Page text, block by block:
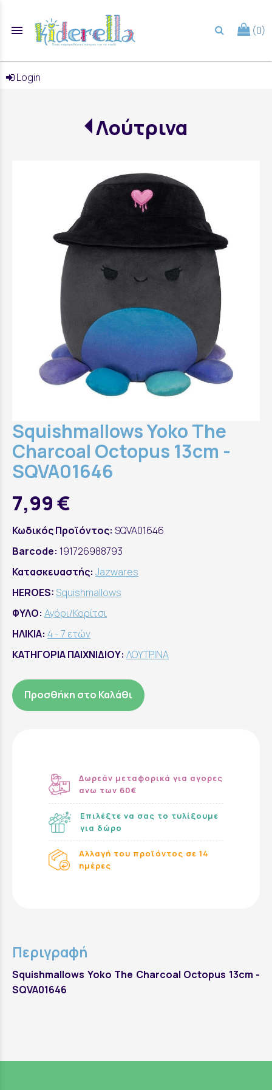
menu (0)
Login
Λούτρινα
Squishmallows Yoko The
Charcoal Octopus 13cm -
SQVA01646
7,99 €
Κωδικός Προϊόντος: SQVA01646
Barcode: 191726988793
Κατασκευαστής: Jazwares
HEROES:Squishmallows
ΦΥΛΟ: Αγόρι/Κορίτσι
ΗΛΙΚΙΑ: 4 - 7 ετών
ΚΑΤΗΓΟΡΙΑ ΠΑΙΧΝΙΔΙΟΥ: ΛΟΥΤΡΙΝΑ
Προσθήκη στο Καλάθι
Δωρεάν μεταφορικά για αγορες
ανω των 60€
Επιλέξτε να σας το τυλίξουμε
για δώρο
Αλλαγή του προϊόντος σε 14
ημέρες
Περιγραφή
Squishmallows Yoko The Charcoal Octopus 13cm -
SQVA01646